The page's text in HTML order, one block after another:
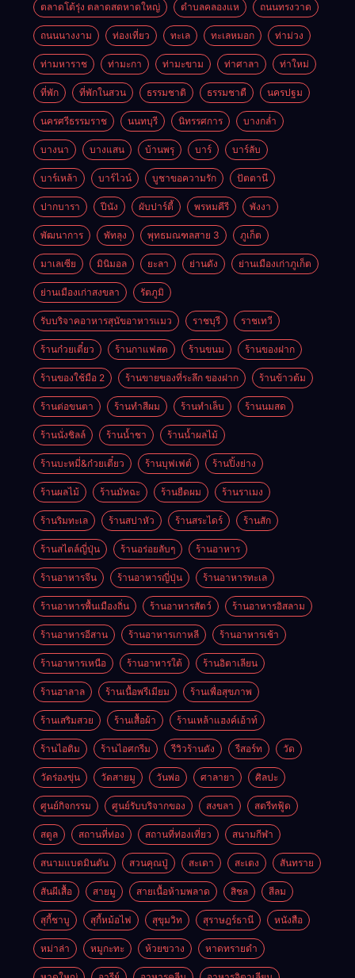
ตลาดโต้รุ่ง ตลาดสดหาดใหญ่ ตำบลคลองแห ถนนทรงวาด
ถนนนางงาม ท่องเที่ยว ทะเล ทะเลหมอก ท่าม่วง
ท่ามหาราช ท่ามะกา ท่ามะขาม ท่าศาลา ท่าใหม่
ที่พัก ที่พักในสวน ธรรมชาติ ธรรมชาตื นครปฐม
นครศรีธรรมราช นนทบุรี นิทรรศการ บางกล่ำ
บางนา บางแสน บ้านพรุ บาร์ บาร์ลับ
บาร์เหล้า บาร์ไวน์ บูชาขอความรัก ปัตตานี
ปากบารา ปีนัง ผับปาร์ตี้ พรหมคีรี พังงา
พัฒนาการ พัทลุง พุทธมณฑลสาย 3 ภูเก็ต
มาเลเซีย มินิมอล ยะลา ย่านดัง ย่านเมืองเก่าภูเก็ต
ย่านเมืองเก่าสงขลา รัตภูมิ
รับบริจาคอาหารสุนัขอาหารแมว ราชบุรี ราชเทวี
ร้านก๋วยเตี๋ยว ร้านกาแฟสด ร้านขนม ร้านของฝาก
ร้านของใช้มือ 2 ร้านขายของที่ระลึก ของฝาก ร้านข้าวต้ม
ร้านต่อขนตา ร้านทำสีผม ร้านทำเล็บ ร้านนมสด
ร้านนั่งชิลล์ ร้านน้ำชา ร้านน้ำผลไม้
ร้านบะหมี่&ก๋วยเตี๋ยว ร้านบุฟเฟต์ ร้านปิ้งย่าง
ร้านผลไม้ ร้านมัทฉะ ร้านยืดผม ร้านราเมง
ร้านริมทะเล ร้านสปาหัว ร้านสระไดร์ ร้านสัก
ร้านสไตล์ญี่ปุ่น ร้านอร่อยลับๆ ร้านอาหาร
ร้านอาหารจีน ร้านอาหารญี่ปุ่น ร้านอาหารทะเล
ร้านอาหารพื้นเมืองถิ่น ร้านอาหารสัตว์ ร้านอาหารอิสลาม
ร้านอาหารอีสาน ร้านอาหารเกาหลี ร้านอาหารเช้า
ร้านอาหารเหนือ ร้านอาหารใต้ ร้านอิตาเลียน
ร้านฮาลาล ร้านเนื้อพรีเมียม ร้านเพื่อสุขภาพ
ร้านเสริมสวย ร้านเสื้อผ้า ร้านเหล้าแฮงค์เอ้าท์
ร้านไอติม ร้านไอศกรีม รีวิวร้านดัง รีสอร์ท วัด
วัดร่องขุ่น วัดสายมู วันพ่อ ศาลายา ศิลปะ
ศูนย์กิจกรรม ศูนย์รับบริจากของ สงขลา สตรีทฟู้ด
สตูล สถานที่ท่อง สถานที่ท่องเที่ยว สนามกีฬา
สนามแบดมินตัน สวนคุณปู่ สะเดา สะเตง สันทราย
สันผีเสื้อ สายมู สายเนื้อห้ามพลาด สิชล สีลม
สุกี้ชาบู สุกี้หม้อไฟ สุขุมวิท สุราษฎร์ธานี หนังสือ
หม่าล่า หมูกะทะ ห้วยขวาง หาดทรายดำ